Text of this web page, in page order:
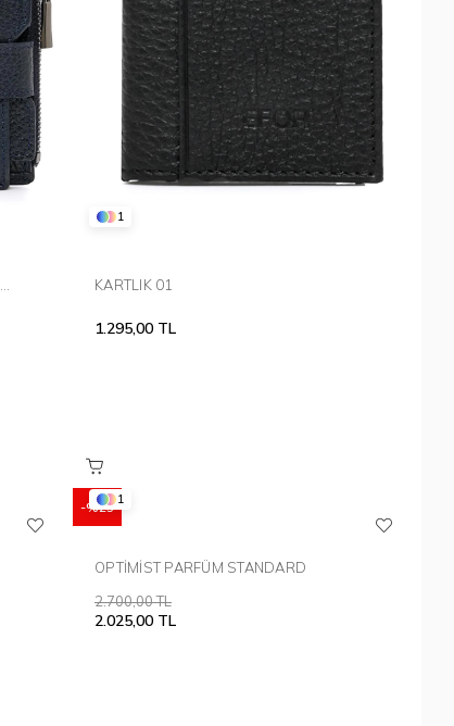
1
KARTLIK 01
1.295,00 TL
1
OPTİMİST PARFÜM STANDARD
2.025,00 TL
2.700,00 TL
%25